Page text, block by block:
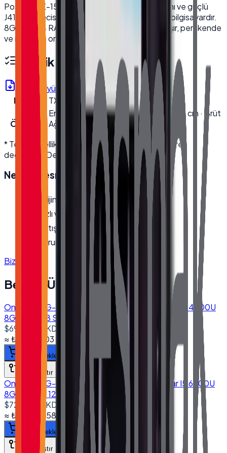
PosTürk TX-1560M, 15.6 inç dokunmatik ekranı ve güçlü
J4125 işlemcisi ile işletmeler için ideal bir POS bilgisayardır.
8GB DDR4 RAM sayesinde hızlı ve verimli çalışır, perakende
ve restoran ortamlarında kolaylık sağlar.
Teknik Özellikler
Ürün Föyü (PDF)
Model
TX-1560M
Ölçüleri
En 22.5 cm · Boy 62 cm · Yükseklik 46 cm · Brüt
Ağırlık 5.8 kg
* Teknik özellikler üretici kaynaklıdır; modele göre
değişebilir. Detaylı bilgi için bize ulaşın.
Neden Desmak
Orijinal, garantili ürün
Hızlı ve güvenli kargo
Satış öncesi/sonrası teknik destek
Kurumsal fatura · bayi fiyatları
Bize Ulaşın
Benzer Ürünler
Onega ONG-1560 15.6'' Dokunmatik Bilgisayar I5 4200U
8GB 256GB SSD 10.1" Müşteri Ekranlı
$690.00
+ KDV
≈₺32.973,03
Sepete ekle
Karşılaştır
Onega ONG-1560 15.6'' Dokunmatik Bilgisayar I5 6200U
8GB DDR4 128GB SSD
$725.00
+ KDV
≈₺34.645,58 + KDV (% 20
Sepete ekle
Karşılaştır